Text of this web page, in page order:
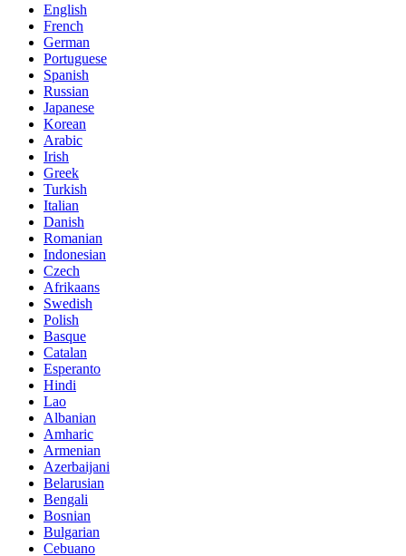
English
French
German
Portuguese
Spanish
Russian
Japanese
Korean
Arabic
Irish
Greek
Turkish
Italian
Danish
Romanian
Indonesian
Czech
Afrikaans
Swedish
Polish
Basque
Catalan
Esperanto
Hindi
Lao
Albanian
Amharic
Armenian
Azerbaijani
Belarusian
Bengali
Bosnian
Bulgarian
Cebuano